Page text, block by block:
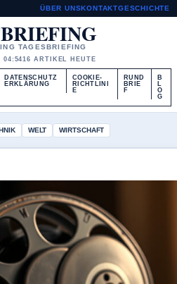
ÜBER UNSKONTAKTGESCHICHTE
TAGESBRIEFING
04:5416 ARTIKEL HEUTE
DATENSCHUTZ
ERKLÄRUNG
COOKIE-
RICHTLINI
E
RUND
BRIE
F
B
L
O
G
WELT WIRTSCHAFT